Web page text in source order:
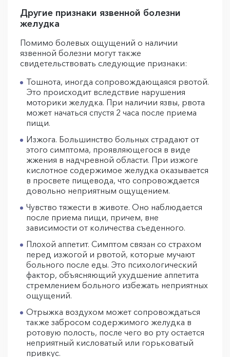
Другие признаки язвенной болезни
желудка
Помимо болевых ощущений о наличии
язвенной болезни могут также
свидетельствовать следующие признаки:
Тошнота, иногда сопровождающаяся рвотой.
Это происходит вследствие нарушения
моторики желудка. При наличии язвы, рвота
может начаться спустя 2 часа после приема
пищи.
Изжога. Большинство больных страдают от
этого симптома, проявляющегося в виде
жжения в надчревной области. При изжоге
кислотное содержимое желудка оказывается
в просвете пищевода, что сопровождается
довольно неприятным ощущением.
Чувство тяжести в животе. Оно наблюдается
после приема пищи, причем, вне
зависимости от количества съеденного.
Плохой аппетит. Симптом связан со страхом
перед изжогой и рвотой, которые мучают
больного после еды. Это психологический
фактор, объясняющий ухудшение аппетита
стремлением больного избежать неприятных
ощущений.
Отрыжка воздухом может сопровождаться
также забросом содержимого желудка в
ротовую полость, после чего во рту остается
неприятный кисловатый или горьковатый
привкус.